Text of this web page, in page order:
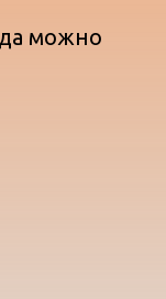
можно